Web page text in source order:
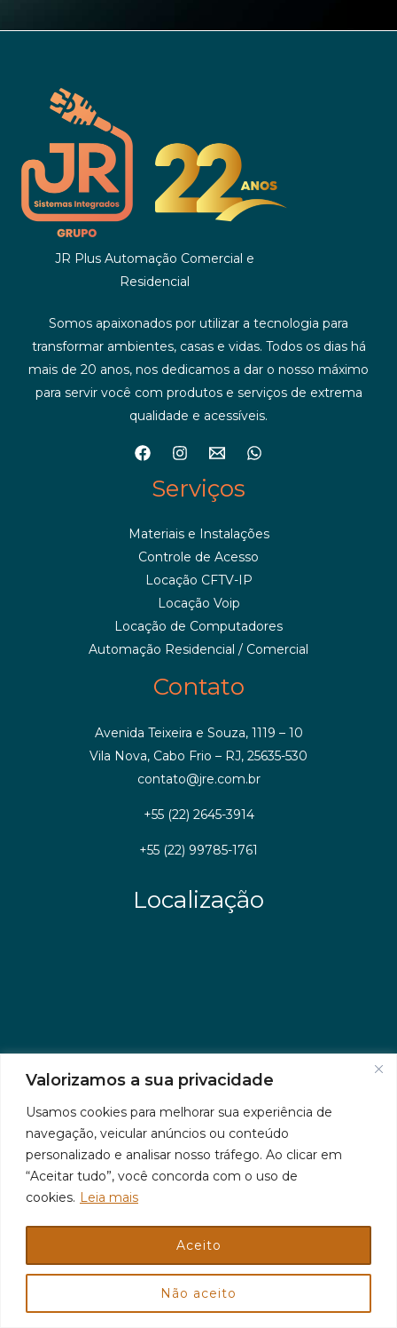
Valorizamos a sua privacidade
Usamos cookies para melhorar sua experiência de
navegação, veicular anúncios ou conteúdo
personalizado e analisar nosso tráfego. Ao clicar em
“Aceitar tudo”, você concorda com o uso de
cookies. Leia mais
Não aceito
Aceito
JR Plus Automação Comercial e
Residencial
Somos apaixonados por utilizar a tecnologia para
transformar ambientes, casas e vidas. Todos os dias há
mais de 20 anos, nos dedicamos a dar o nosso máximo
para servir você com produtos e serviços de extrema
qualidade e acessíveis.
Serviços
Materiais e Instalações
Controle de Acesso
Locação CFTV-IP
Locação Voip
Locação de Computadores
Automação Residencial / Comercial
Contato
Avenida Teixeira e Souza, 1119 – 10
Vila Nova, Cabo Frio – RJ, 25635-530
contato@jre.com.br
+55 (22) 2645-3914
+55 (22) 99785-1761
Localização
© 2026 Jr Plus Automação Comercial e Residencial